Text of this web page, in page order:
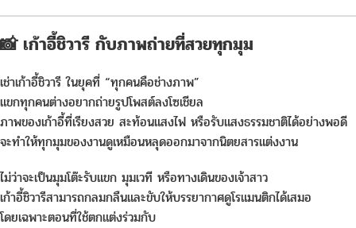
📸 เก้าอี้ชิวารี กับภาพถ่ายที่สวยทุกมุม
เช่าเก้าอี้ชิวารี ในยุคที่ “ทุกคนคือช่างภาพ”
แขกทุกคนต่างอยากถ่ายรูปโพสต์ลงโซเชียล
ภาพของเก้าอี้ที่เรียงสวย สะท้อนแสงไฟ หรือรับแสงธรรมชาติได้อย่างพอดี
จะทำให้ทุกมุมของงานดูเหมือนหลุดออกมาจากนิตยสารแต่งงาน
ไม่ว่าจะเป็นมุมโต๊ะรับแขก มุมเวที หรือทางเดินของเจ้าสาว
เก้าอี้ชิวารีสามารถกลมกลืนและขับให้บรรยากาศดูโรแมนติกได้เสมอ
โดยเฉพาะตอนที่ใช้ตกแต่งร่วมกับ